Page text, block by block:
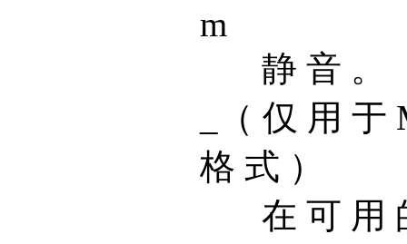
m
静 音 。
_（ 仅 用
格 式 ）
在 可 用